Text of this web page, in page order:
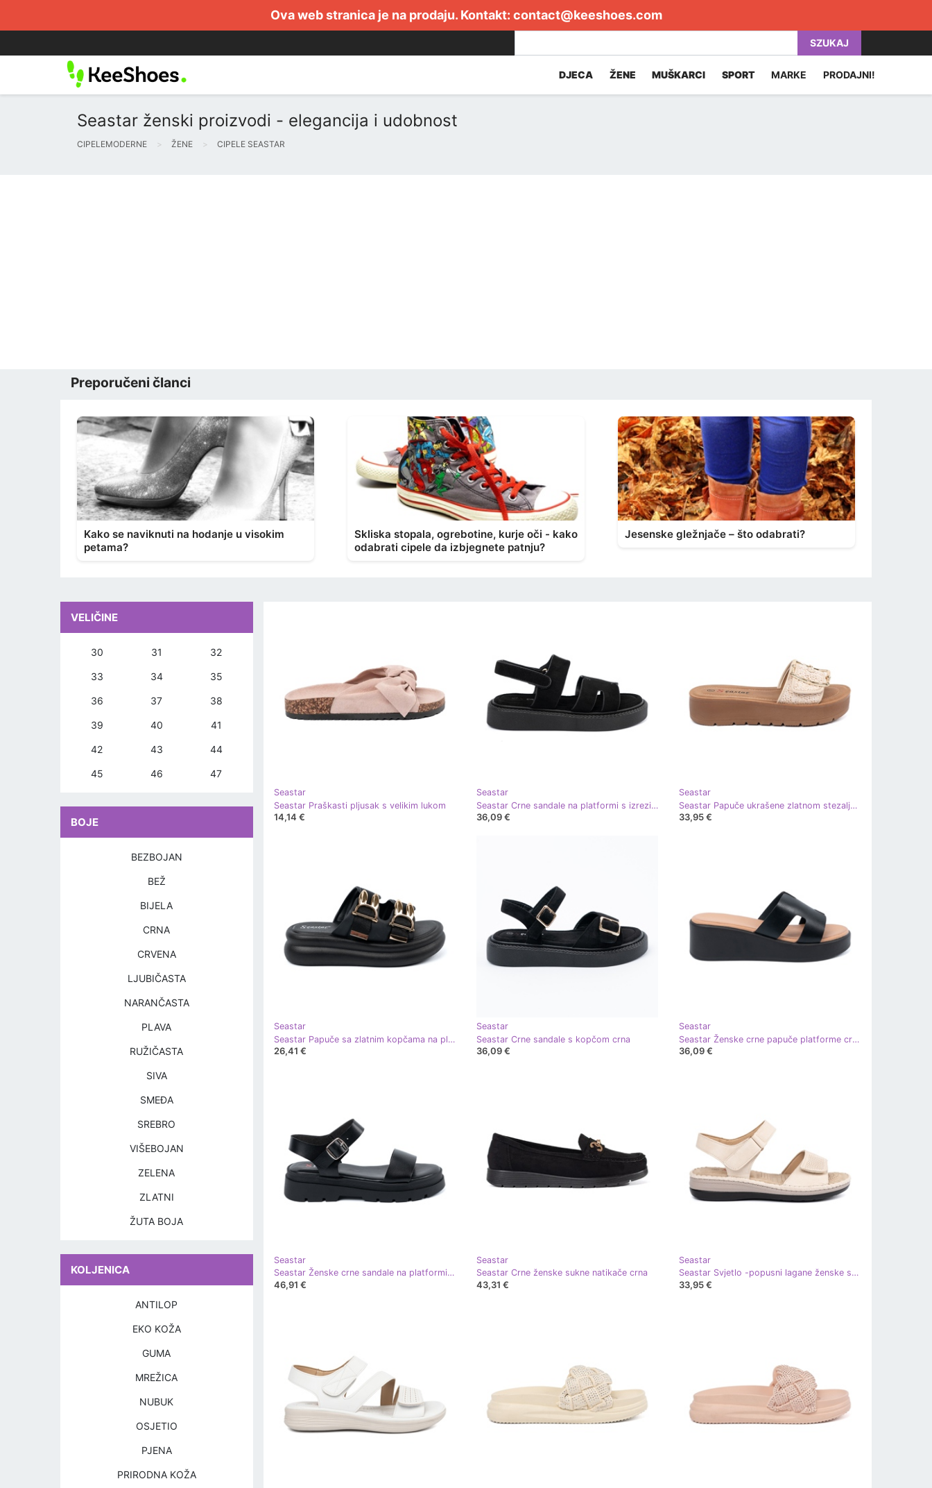
Ova web stranica je na prodaju. Kontakt: contact@keeshoes.com
SZUKAJ
DJECA ŽENE MUŠKARCI SPORT MARKE PRODAJNI!
Seastar ženski proizvodi - elegancija i udobnost
CIPELEMODERNE ŽENE CIPELE SEASTAR
Preporučeni članci
Kako se naviknuti na hodanje u visokim
petama?
Skliska stopala, ogrebotine, kurje oči - kako
odabrati cipele da izbjegnete patnju?
Jesenske gležnjače – što odabrati?
Seastar
Seastar Praškasti pljusak s velikim lukom
14,14 €
Seastar
Seastar Crne sandale na platformi s izrezima crna
36,09 €
Seastar
Seastar Papuče ukrašene zlatnom stezaljkom zlatni
33,95 €
Seastar
Seastar Papuče sa zlatnim kopčama na platformi crna
26,41 €
Seastar
Seastar Crne sandale s kopčom crna
36,09 €
Seastar
Seastar Ženske crne papuče platforme crna
36,09 €
Seastar
Seastar Ženske crne sandale na platformi crna
46,91 €
Seastar
Seastar Crne ženske sukne natikače crna
43,31 €
Seastar
Seastar Svjetlo -popusni lagane ženske sandale crna
33,95 €
VELIČINE
30 31 32
33 34 35
36 37 38
39 40 41
42 43 44
45 46 47
BOJE
BEZBOJAN
BEŽ
BIJELA
CRNA
CRVENA
LJUBIČASTA
NARANČASTA
PLAVA
RUŽIČASTA
SIVA
SMEĐA
SREBRO
VIŠEBOJAN
ZELENA
ZLATNI
ŽUTA BOJA
KOLJENICA
ANTILOP
EKO KOŽA
GUMA
MREŽICA
NUBUK
OSJETIO
PJENA
PRIRODNA KOŽA